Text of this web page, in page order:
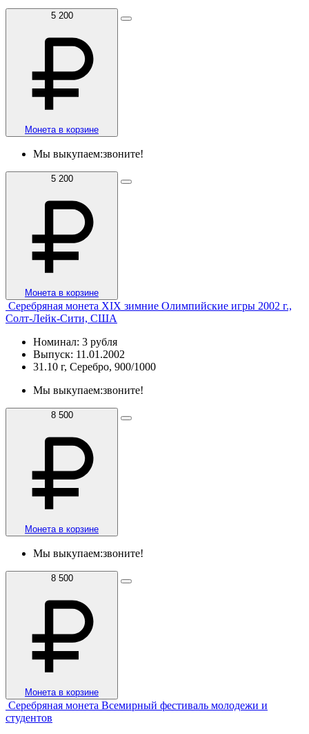
5 200
Монета в корзине
Мы выкупаем:звоните!
5 200
Монета в корзине
Серебряная монета XIX зимние Олимпийские игры 2002 г.,
Солт-Лейк-Сити, США
Номинал: 3 рубля
Выпуск: 11.01.2002
31.10 г, Серебро, 900/1000
Мы выкупаем:звоните!
8 500
Монета в корзине
Мы выкупаем:звоните!
8 500
Монета в корзине
Серебряная монета Всемирный фестиваль молодежи и
студентов